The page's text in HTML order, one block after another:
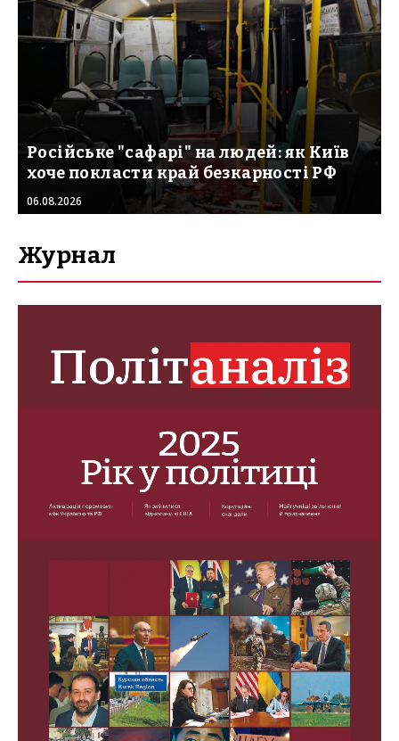
Російське "сафарі" на людей: як Київ
хоче покласти край безкарності РФ
06.08.2026
Журнал